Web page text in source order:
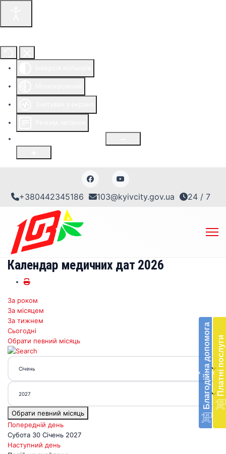
+380442345186 103@kyivcity.gov.ua 24 / 7
‹ Благодійна допомогав
‹ Платні послуги
Календар медичних дат 2026
За роком
За місяцем
За тижнем
Сьогодні
Обрати певний місяць
Обрати певний місяць
Попередній день
Субота 30 Січень 2027
Наступний день